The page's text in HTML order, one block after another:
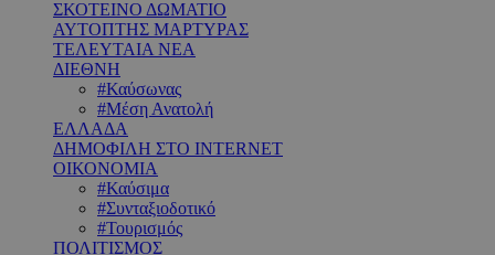
ΣΚΟΤΕΙΝΟ ΔΩΜΑΤΙΟ
ΑΥΤΟΠΤΗΣ ΜΑΡΤΥΡΑΣ
ΤΕΛΕΥΤΑΙΑ ΝΕΑ
ΔΙΕΘΝΗ
#Καύσωνας
#Μέση Ανατολή
ΕΛΛΑΔΑ
ΔΗΜΟΦΙΛΗ ΣΤΟ INTERNET
ΟΙΚΟΝΟΜΙΑ
#Καύσιμα
#Συνταξιοδοτικό
#Τουρισμός
ΠΟΛΙΤΙΣΜΟΣ